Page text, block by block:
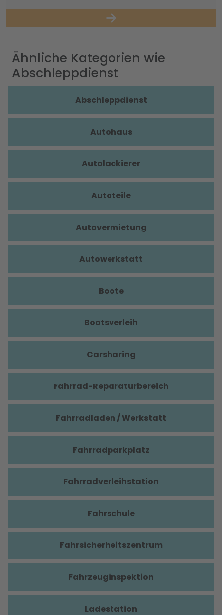
Ähnliche Kategorien wie
Abschleppdienst
Abschleppdienst
Autohaus
Autolackierer
Autoteile
Autovermietung
Autowerkstatt
Boote
Bootsverleih
Carsharing
Fahrrad-Reparaturbereich
Fahrradladen / Werkstatt
Fahrradparkplatz
Fahrradverleihstation
Fahrschule
Fahrsicherheitszentrum
Fahrzeuginspektion
Ladestation